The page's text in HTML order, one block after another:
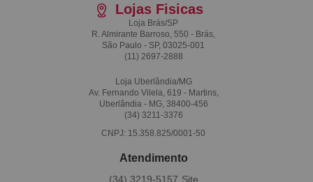
Lojas Fisicas
Loja Brás/SP
R. Almirante Barroso, 550 - Brás,
São Paulo - SP, 03025-001
(11) 2697-2888
Loja Uberlândia/MG
Av. Fernando Vilela, 619 - Martins,
Uberlândia - MG, 38400-456
(34) 3211-3376
CNPJ: 15.358.825/0001-50
Atendimento
(34) 3219-5157